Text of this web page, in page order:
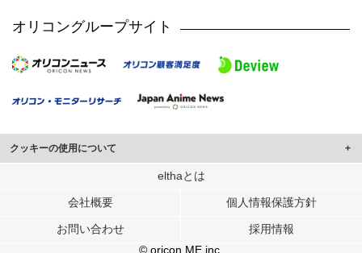
オリコングループサイト
クッキーの使用について
このサイトでは Cookie を使用して、ユーザーに合わせたコンテンツや広告の
行っています。
メディアや広告配信、データ解析の各パートナーに提供しています。
各パートナーは、この情報とユーザーが各パートナーに提供した他の情報や、
elthaとは
会社概要 個人情報保護方針
お問い合わせ
採用情報
© oricon ME inc.